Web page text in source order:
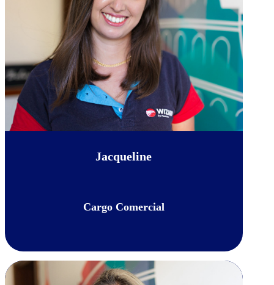
Jacqueline
Cargo Comercial